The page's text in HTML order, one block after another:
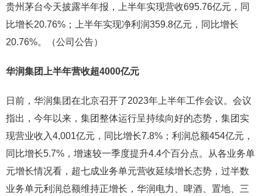
贵州茅台今天披露半年报，上半年实现营收695.76亿元，同
比增长20.76%；上半年实现净利润359.8亿元，同比增长
20.76%。（公司公告）
华润集团上半年营收超4000亿元
日前，华润集团在北京召开了2023年上半年工作会议。会议
指出，今年以来，集团整体运行呈持续向好的态势，集团实
现营业收入4,001亿元，同比增长7.8%；利润总额454亿元，
同比增长5.7%，增速较一季度提升4.4个百分点。从各业务单
元增长情况看，超七成业务单元营收延续增长态势，过半数
业务单元利润总额维持正增长，华润电力、啤酒、置地、三